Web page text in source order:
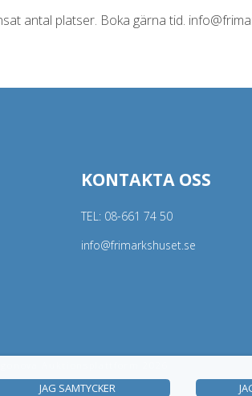
antal platser. Boka gärna tid.
KONTAKTA OSS
TEL: 08-661 74 50
info@frimarkshuset.se
JAG SAMTYCKER